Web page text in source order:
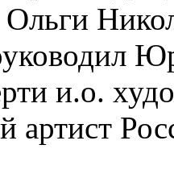
Ольги
и.о.
артист